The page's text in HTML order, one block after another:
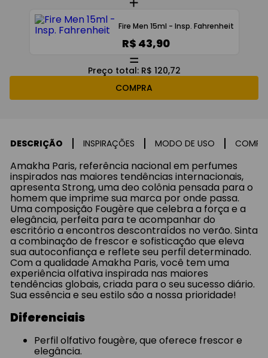
Fire Men 15ml - Insp. Fahrenheit
R$ 43,90
Preço total: R$ 120,72
COMPRA
DESCRIÇÃO INSPIRAÇÕES MODO DE USO
Amakha Paris, referência nacional em perfumes
inspirados nas maiores tendências internacionais,
apresenta Strong, uma deo colônia pensada para o
homem que imprime sua marca por onde passa.
Uma composição Fougère que celebra a força e a
elegância, perfeita para te acompanhar do
escritório a encontros descontraídos no verão. Sinta
a combinação de frescor e sofisticação que eleva
sua autoconfiança e reflete seu perfil determinado.
Com a qualidade Amakha Paris, você tem uma
experiência olfativa inspirada nas maiores
tendências globais, criada para o seu sucesso diário.
Sua essência e seu estilo são a nossa prioridade!
Diferenciais
Perfil olfativo fougère, que oferece frescor e
elegância.